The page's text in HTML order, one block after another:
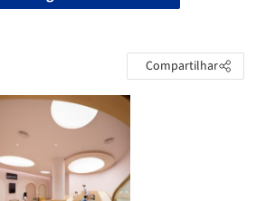
Compartilhar